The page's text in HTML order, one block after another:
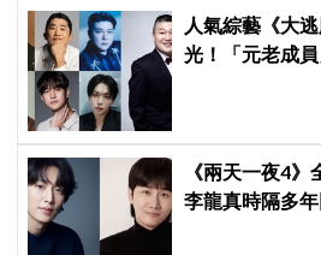
人氣綜藝《大
光！「元老成
《兩天一夜4》
李龍真時隔多